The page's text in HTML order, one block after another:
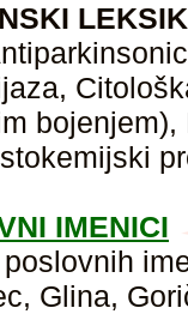
IMENICI
Glina,